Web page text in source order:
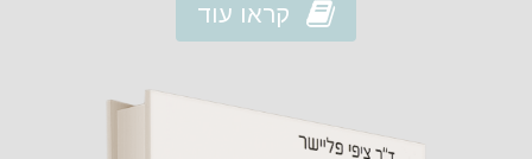
קראו עוד